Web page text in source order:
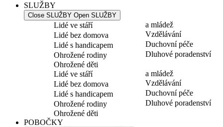
SLUŽBY
Close SLUŽBY Open SLUŽBY
Lidé ve stáří
Lidé bez domova
Lidé s handicapem
Ohrožené rodiny
Ohrožené děti
a mládež
Vzdělávání
Duchovní péče
Dluhové poradenství
Lidé ve stáří
Lidé bez domova
Lidé s handicapem
Ohrožené rodiny
Ohrožené děti
a mládež
Vzdělávání
Duchovní péče
Dluhové poradenství
POBOČKY